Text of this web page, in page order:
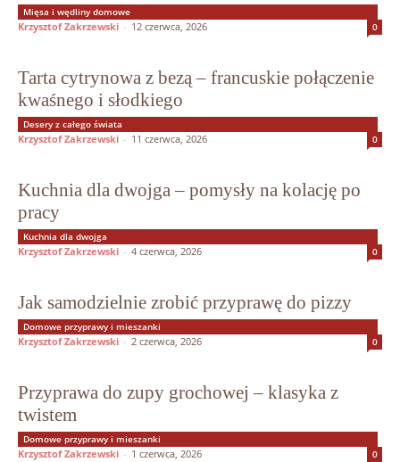
Mięsa i wędliny domowe
Krzysztof Zakrzewski - 12 czerwca, 2026 0
Tarta cytrynowa z bezą – francuskie połączenie
kwaśnego i słodkiego
Desery z całego świata
Krzysztof Zakrzewski - 11 czerwca, 2026 0
Kuchnia dla dwojga – pomysły na kolację po
pracy
Kuchnia dla dwojga
Krzysztof Zakrzewski - 4 czerwca, 2026 0
Jak samodzielnie zrobić przyprawę do pizzy
Domowe przyprawy i mieszanki
Krzysztof Zakrzewski - 2 czerwca, 2026 0
Przyprawa do zupy grochowej – klasyka z
twistem
Domowe przyprawy i mieszanki
Krzysztof Zakrzewski - 1 czerwca, 2026 0